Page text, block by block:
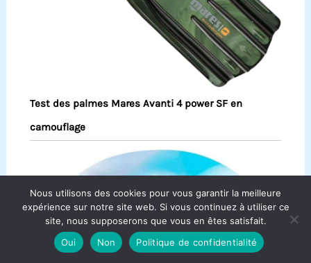
Test des palmes Mares Avanti 4 power SF en
camouflage
Nous utilisons des cookies pour vous garantir la meilleure
expérience sur notre site web. Si vous continuez à utiliser ce
site, nous supposerons que vous en êtes satisfait.
Oui
Non Politique de confidentialité